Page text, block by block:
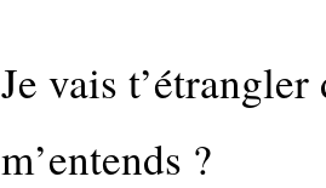
Je vais
m’entends ?